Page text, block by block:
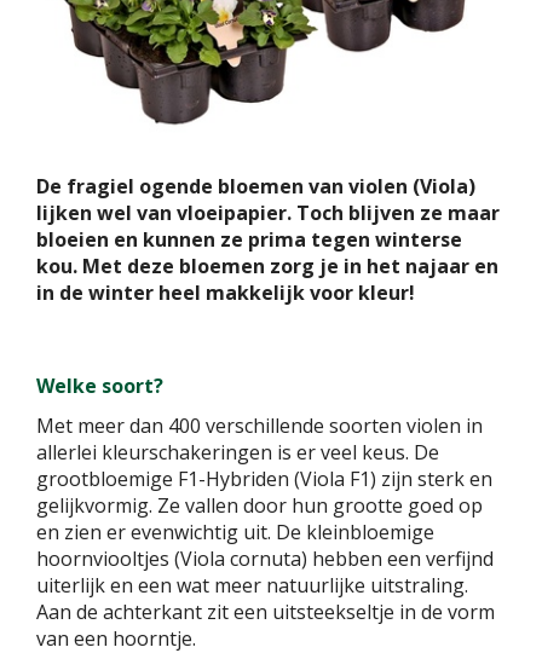
De fragiel ogende bloemen van violen (Viola)
lijken wel van vloeipapier. Toch blijven ze maar
bloeien en kunnen ze prima tegen winterse
kou. Met deze bloemen zorg je in het najaar en
in de winter heel makkelijk voor kleur!
Welke soort?
Met meer dan 400 verschillende soorten violen in
allerlei kleurschakeringen is er veel keus. De
grootbloemige F1-Hybriden (Viola F1) zijn sterk en
gelijkvormig. Ze vallen door hun grootte goed op
en zien er evenwichtig uit. De kleinbloemige
hoornviooltjes (Viola cornuta) hebben een verfijnd
uiterlijk en een wat meer natuurlijke uitstraling.
Aan de achterkant zit een uitsteekseltje in de vorm
van een hoorntje.